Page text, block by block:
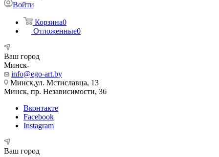
Войти
Корзина0
Отложенные0
Ваш город
Минск
info@ego-art.by
Минск,ул. Мстиславца, 13
Минск, пр. Независимости, 36
Вконтакте
Facebook
Instagram
Ваш город